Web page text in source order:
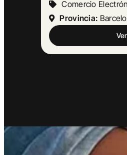
Turismo Y
Provincia: